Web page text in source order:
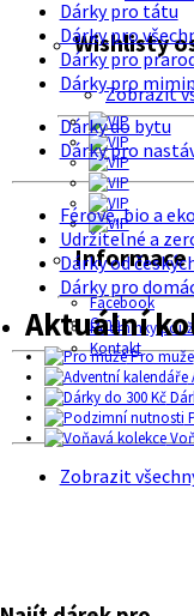
Wishlisty
Zobrazit
Informace
Facebook
O nás
Podmínky
Kontakt
Dárky pro tátu
Dárky pro
Dárky pro
Dárky pro
Dárky do bytu
Dárky pro
Férové, bio a
Udržitelné a
Dárky od
Dárky pro
Aktuální
Pro muže
Zobrazit